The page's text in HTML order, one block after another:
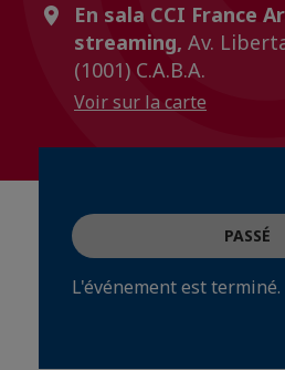
En sala CCI France
streaming, Av.
(1001) C.A.B.A.
Voir sur la carte
PASSÉ
L'événement est terminé.